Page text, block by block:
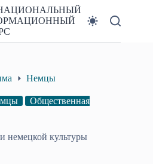
Немцы
Общественная
культуры